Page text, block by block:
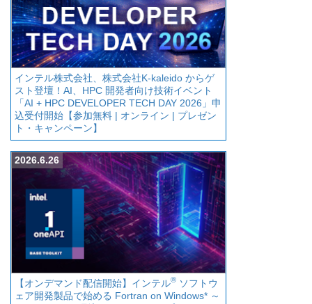
インテル株式会社、株式会社K-kaleido からゲ
スト登壇！AI、HPC 開発者向け技術イベント
「AI + HPC DEVELOPER TECH DAY 2026」申
込受付開始【参加無料 | オンライン | プレゼン
ト・キャンペーン】
2026.6.26
【オンデマンド配信開始】インテル® ソフトウ
ェア開発製品で始める Fortran on Windows* ～